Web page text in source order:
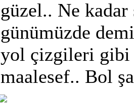
güzel.. Ne
günümüzde
yol çizgileri gibi
maalesef.. Bol